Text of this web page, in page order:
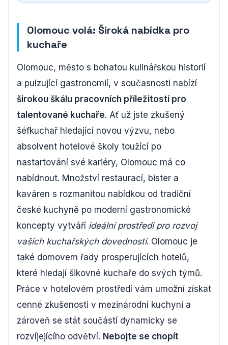
Olomouc volá: Široká nabídka pro
kuchaře
Olomouc, město s bohatou kulinářskou historií
a pulzující gastronomií, v současnosti nabízí
širokou škálu pracovních příležitostí pro
talentované kuchaře. Ať už jste zkušený
šéfkuchař hledající novou výzvu, nebo
absolvent hotelové školy toužící po
nastartování své kariéry, Olomouc má co
nabídnout. Množství restaurací, bister a
kaváren s rozmanitou nabídkou od tradiční
české kuchyně po moderní gastronomické
koncepty vytváří ideální prostředí pro rozvoj
vašich kuchařských dovedností. Olomouc je
také domovem řady prosperujících hotelů,
které hledají šikovné kuchaře do svých týmů.
Práce v hotelovém prostředí vám umožní získat
cenné zkušenosti v mezinárodní kuchyni a
zároveň se stát součástí dynamicky se
rozvíjejícího odvětví. Nebojte se chopít